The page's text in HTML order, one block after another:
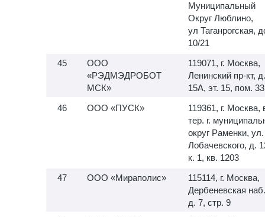
Муниципальный
Округ Люблино,
ул Таганрогская,
10/21
ООО
«РЭДМЭДРОБОТ
МСК»
119071, г. Москва,
Ленинский пр-кт, д.
15А, эт. 15, пом. 33
ООО «ПУСК»
119361, г. Москва,
тер. г.
округ Раменки, ул.
Лобачевского, д.
к. 1, кв. 1203
ООО «Мираполис»
115114, г. Москва,
Дербеневская
д. 7, стр. 9